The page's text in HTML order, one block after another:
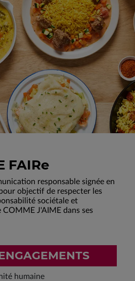
FAIRe
responsable signée en
objectif de respecter les
sociétale et
J'AIME dans ses
humaine